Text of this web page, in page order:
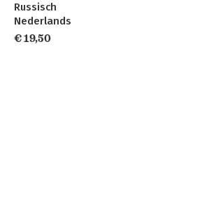
Russisch
Nederlands
€ 19,50